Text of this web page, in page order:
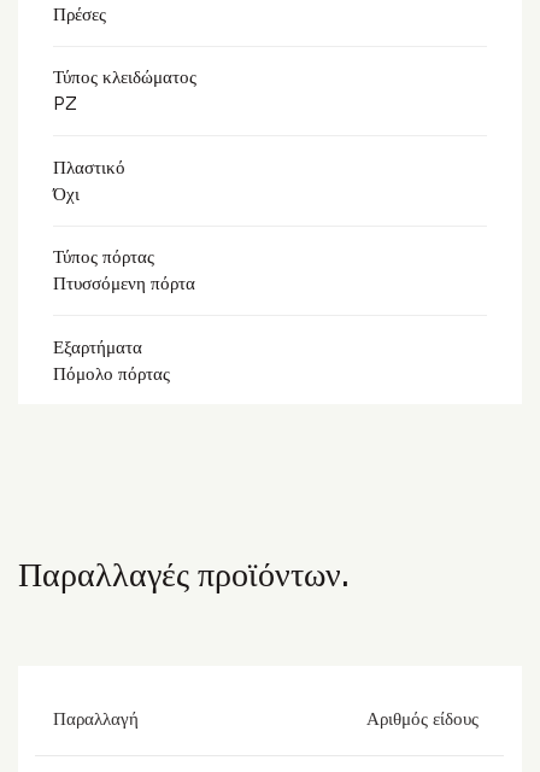
Πρέσες
Τύπος κλειδώματος
PZ
Πλαστικό
Όχι
Τύπος πόρτας
Πτυσσόμενη πόρτα
Εξαρτήματα
Πόμολο πόρτας
Παραλλαγές προϊόντων.
Παραλλαγή Αριθμός είδους